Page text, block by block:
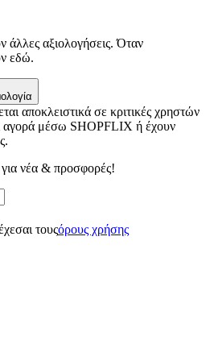
άλλες αξιολογήσεις. Όταν
εδώ.
αποκλειστικά σε κριτικές χρηστών
αγορά μέσω SHOPFLIX ή έχουν
νέα & προσφορές!
τουςόρους χρήσης